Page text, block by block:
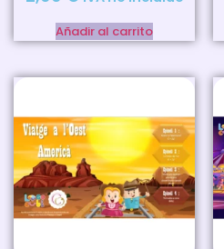
Añadir al carrito